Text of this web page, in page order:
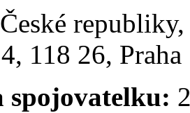
118 26,
spojovatelku: